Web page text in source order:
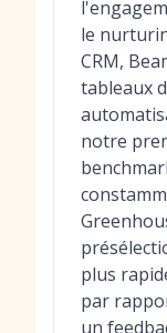
le
CRM,
tableaux
notre
plus
par
un